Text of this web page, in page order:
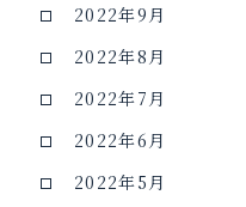
2022年9月
2022年8月
2022年7月
2022年6月
2022年5月